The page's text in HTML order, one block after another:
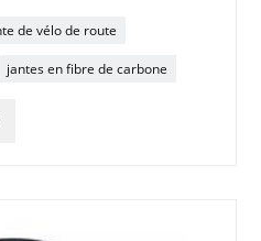
de vélo de route
jantes en fibre de carbone